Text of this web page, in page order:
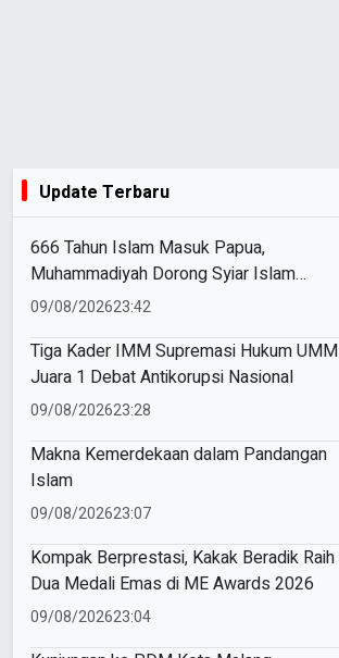
Update Terbaru
666 Tahun Islam Masuk Papua,
Muhammadiyah Dorong Syiar Islam
Berkemajuan di Fakfak
09/08/202623:42
Tiga Kader IMM Supremasi Hukum UMM
Juara 1 Debat Antikorupsi Nasional
09/08/202623:28
Makna Kemerdekaan dalam Pandangan
Islam
09/08/202623:07
Kompak Berprestasi, Kakak Beradik Raih
Dua Medali Emas di ME Awards 2026
09/08/202623:04